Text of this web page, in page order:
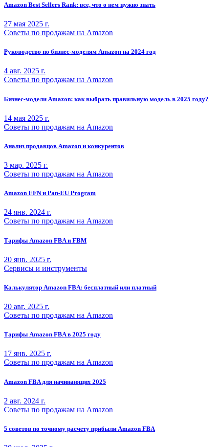
Amazon Best Sellers Rank: все, что о нем нужно знать
27 мая 2025 г.
Советы по продажам на Amazon
Руководство по бизнес-моделям Amazon на 2024 год
4 авг. 2025 г.
Советы по продажам на Amazon
Бизнес-модели Amazon: как выбрать правильную модель в 2025 году?
14 мая 2025 г.
Советы по продажам на Amazon
Анализ продавцов Amazon и конкурентов
3 мар. 2025 г.
Советы по продажам на Amazon
Amazon EFN и Pan-EU Program
24 янв. 2024 г.
Советы по продажам на Amazon
Тарифы Amazon FBA и FBM
20 янв. 2025 г.
Сервисы и инструменты
Калькулятор Amazon FBA: бесплатный или платный
20 авг. 2025 г.
Советы по продажам на Amazon
Тарифы Amazon FBA в 2025 году
17 янв. 2025 г.
Советы по продажам на Amazon
Amazon FBA для начинающих 2025
2 авг. 2024 г.
Советы по продажам на Amazon
5 советов по точному расчету прибыли Amazon FBA